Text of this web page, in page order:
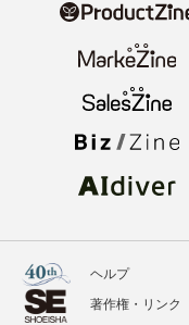
ヘルプ
著作権・リンク